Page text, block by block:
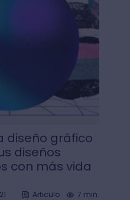
diseño gráfico
diseños
con más vida
Articulo 7 min.